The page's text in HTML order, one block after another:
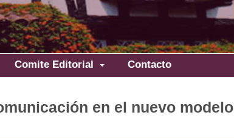
Comite Editorial Contacto
en el nuevo modelo